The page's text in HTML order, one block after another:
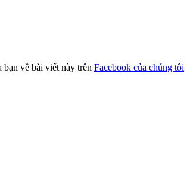
bạn về bài viết này trên Facebook của chúng tôi